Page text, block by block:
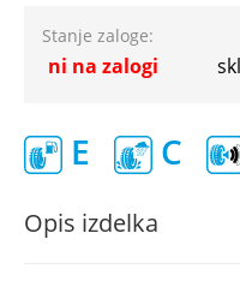
Stanje zaloge:
ni na zalogi
E C
Opis izdelka